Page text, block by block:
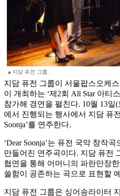
▲지담 퓨전 그룹.
지담 퓨전 그룹이 서울팝스오케
이 개최하는 ‘제2회 All Star 아티
참가해 경연을 펼친다. 10월 13일
에서 진행되는 행사에서 지담 퓨
Soonja’를 연주한다.
‘Dear Soonja’는 퓨전 국악 창작
만들어진 연주곡이다. 지담 퓨전
협연을 통해 어머니의 파란만장
쓸함이 공존하는 곡으로 표현할
지담 퓨전 그룹은 싱어송라이터